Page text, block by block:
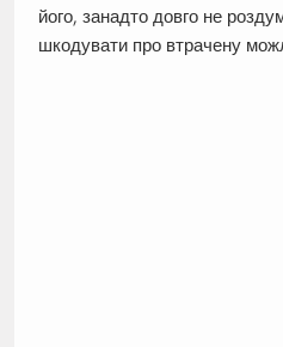
його, занадто довго не
шкодувати про втрачену